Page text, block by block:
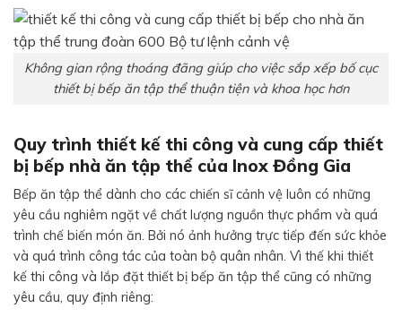
Không gian rộng thoáng đãng giúp cho việc sắp xếp bố cục
thiết bị bếp ăn tập thể thuận tiện và khoa học hơn
Quy trình thiết kế thi công và cung cấp thiết
bị bếp nhà ăn tập thể của Inox Đồng Gia
Bếp ăn tập thể dành cho các chiến sĩ cảnh vệ luôn có những
yêu cầu nghiêm ngặt về chất lượng nguồn thực phẩm và quá
trình chế biến món ăn. Bởi nó ảnh hưởng trực tiếp đến sức khỏe
và quá trình công tác của toàn bộ quân nhân. Vì thế khi thiết
kế thi công và lắp đặt thiết bị bếp ăn tập thể cũng có những
yêu cầu, quy định riêng: